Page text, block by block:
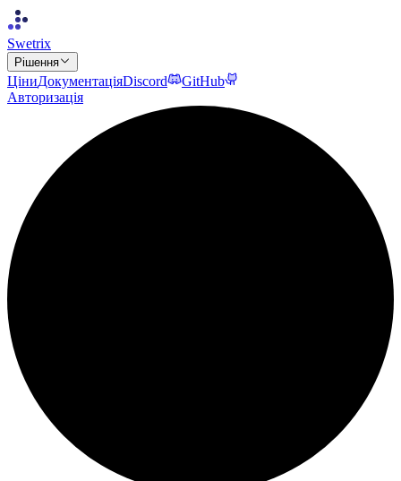
Swetrix
Рішення
ЦіниДокументаціяDiscord
GitHub
Авторизація